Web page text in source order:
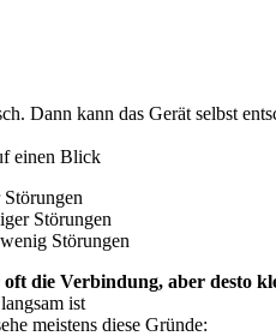
Dann kann das Gerät selbst
einen Blick
Störungen
Störungen
die Verbindung, aber desto
ist
meistens diese Gründe: